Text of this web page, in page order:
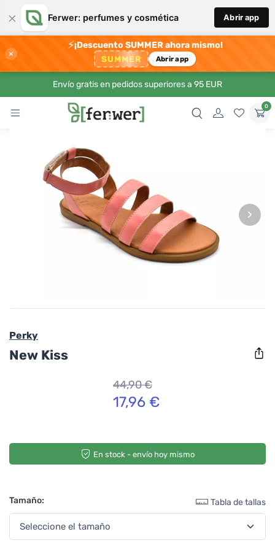
× Ferwer: perfumes y cosmética Abrir app
×
⚡¡Descuento SUMMER ahora mismo!
SUMMER Abrir app
Envío gratis en pedidos superiores a 95 EUR
0
›
Perky
New Kiss
44,90 €
17,96 €
En stock - envío hoy mismo
Tamaño: Tabla de tallas